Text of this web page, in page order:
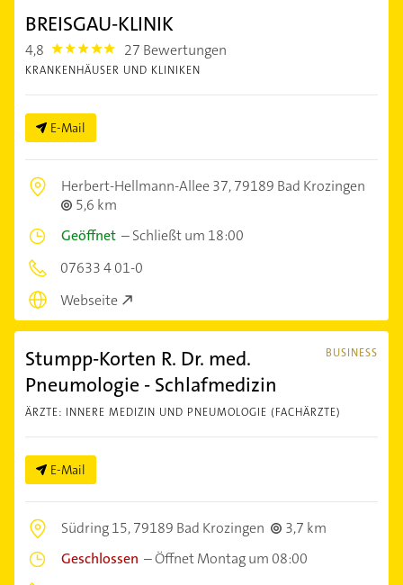
BREISGAU-KLINIK
4,8 4.8 27 Bewertungen
KRANKENHÄUSER UND KLINIKEN
E-Mail
Herbert-Hellmann-Allee 37,79189 Bad Krozingen
5,6 km
Geöffnet –Schließt um 18:00
07633 4 01-0
Webseite
BUSINESS
Stumpp-Korten R. Dr. med.
Pneumologie - Schlafmedizin
ÄRZTE: INNERE MEDIZIN UND PNEUMOLOGIE (FACHÄRZTE)
E-Mail
Südring 15,79189 Bad Krozingen
3,7 km
Geschlossen –Öffnet Montag um 08:00